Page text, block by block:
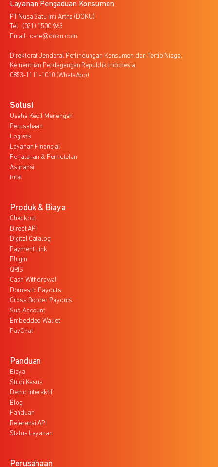
Layanan Pengaduan Konsumen
PT Nusa Satu Inti Artha (DOKU)
Tel : (021) 1500 963
Email : care@doku.com
Direktorat Jenderal Perlindungan Konsumen dan Tertib Niaga,
Kementrian Perdagangan Republik Indonesia,
0853-1111-1010 (WhatsApp)
Solusi
Usaha Kecil Menengah
Perusahaan
Logistik
Layanan Finansial
Perjalanan & Perhotelan
Asuransi
Ritel
Produk & Biaya
Checkout
Direct API
Digital Catalog
Payment Link
Plugin
QRIS
Cash Withdrawal
Domestic Payouts
Cross Border Payouts
Sub Account
Embedded Wallet
PayChat
Panduan
Biaya
Studi Kasus
Demo Interaktif
Blog
Panduan
Referensi API
Status Layanan
Perusahaan